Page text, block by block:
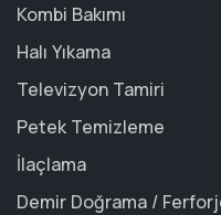
Kombi Bakımı
Halı Yıkama
Televizyon Tamiri
Petek Temizleme
İlaçlama
Demir Doğrama /